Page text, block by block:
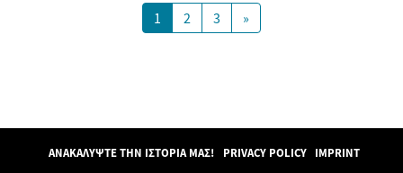
1 2 3 »
ΑΝΑΚΑΛΎΨΤΕ ΤΗΝ ΙΣΤΟΡΊΑ ΜΑΣ! PRIVACY POLICY IMPRINT